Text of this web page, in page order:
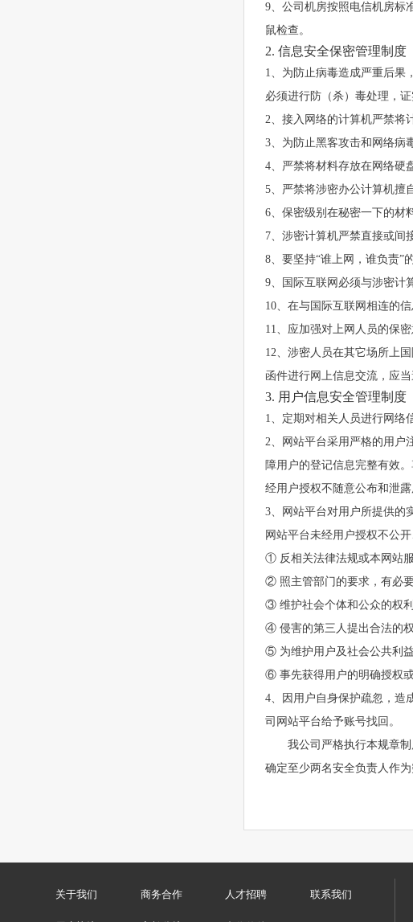
9、公司机房按照电信机房标
鼠检查。
2. 信息安全保密管理制度
1、为防止病毒造成严重后果
必须进行防（杀）毒处理，
2、接入网络的计算机严禁将
3、为防止黑客攻击和网络病
4、严禁将材料存放在网络硬
5、严禁将涉密办公计算机擅
6、保密级别在秘密一下的材
7、涉密计算机严禁直接或间
8、要坚持“谁上网，谁负责”
9、国际互联网必须与涉密计
10、在与国际互联网相连的
11、应加强对上网人员的保
12、涉密人员在其它场所上
函件进行网上信息交流，应
3. 用户信息安全管理制度
1、定期对相关人员进行网络
2、网站平台采用严格的用户
障用户的登记信息完整有效
经用户授权不随意公布和泄
3、网站平台对用户所提供的
网站平台未经用户授权不公
① 反相关法律法规或本网站服
② 照主管部门的要求，有必
③ 维护社会个体和公众的权
④ 侵害的第三人提出合法的权
⑤ 为维护用户及社会公共利
⑥ 事先获得用户的明确授权
4、因用户自身保护疏忽，造
司网站平台给予账号找回。
我公司严格执行本规章
确定至少两名安全负责人作
关于我们 商务合作 人才招聘 联系我们